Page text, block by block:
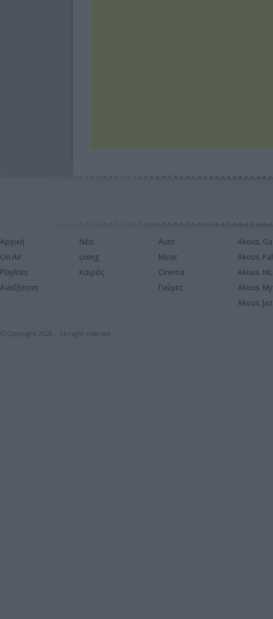
Αρχική
On Air
Playlists
Αναζήτηση
Νέα
Living
Καιρός
Auto
Music
Cinema
Γνώμες
Akous.
Akous.
Akous.
Akous.
Akous.
© Copyright 2026 - All right reserved.